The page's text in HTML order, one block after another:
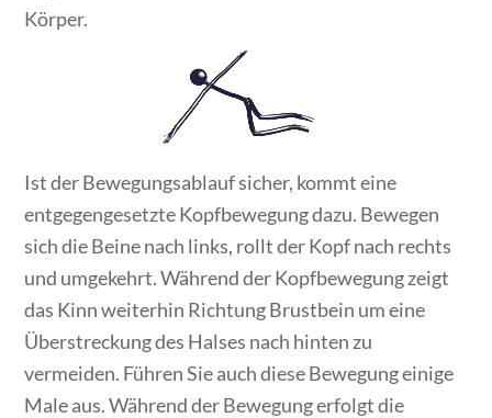
Körper.
Ist der Bewegungsablauf sicher, kommt eine
entgegengesetzte Kopfbewegung dazu. Bewegen
sich die Beine nach links, rollt der Kopf nach rechts
und umgekehrt. Während der Kopfbewegung zeigt
das Kinn weiterhin Richtung Brustbein um eine
Überstreckung des Halses nach hinten zu
vermeiden. Führen Sie auch diese Bewegung einige
Male aus. Während der Bewegung erfolgt die